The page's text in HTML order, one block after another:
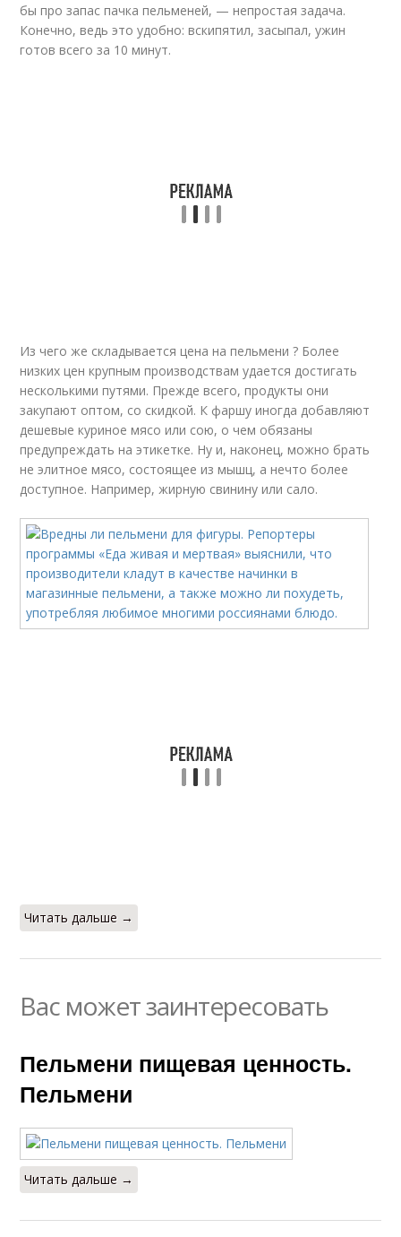
бы про запас пачка пельменей, — непростая задача.
Конечно, ведь это удобно: вскипятил, засыпал, ужин
готов всего за 10 минут.
Из чего же складывается цена на пельмени ? Более
низких цен крупным производствам удается достигать
несколькими путями. Прежде всего, продукты они
закупают оптом, со скидкой. К фаршу иногда добавляют
дешевые куриное мясо или сою, о чем обязаны
предупреждать на этикетке. Ну и, наконец, можно брать
не элитное мясо, состоящее из мышц, а нечто более
доступное. Например, жирную свинину или сало.
Читать дальше →
Вас может заинтересовать
Пельмени пищевая ценность.
Пельмени
Читать дальше →